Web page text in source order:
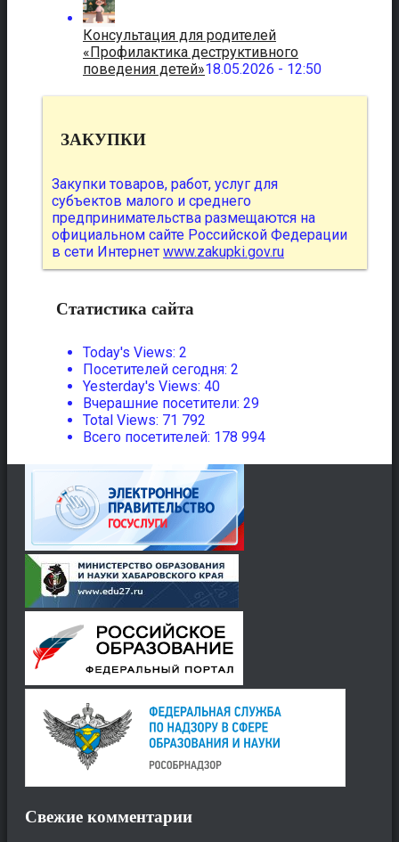
Консультация для родителей
«Профилактика деструктивного
поведения детей»18.05.2026 - 12:50
ЗАКУПКИ
Закупки товаров, работ, услуг для
субъектов малого и среднего
предпринимательства размещаются на
официальном сайте Российской Федерации
в сети Интернет www.zakupki.gov.ru
Статистика сайта
Today's Views: 2
Посетителей сегодня: 2
Yesterday's Views: 40
Вчерашние посетители: 29
Total Views: 71 792
Всего посетителей: 178 994
Свежие комментарии